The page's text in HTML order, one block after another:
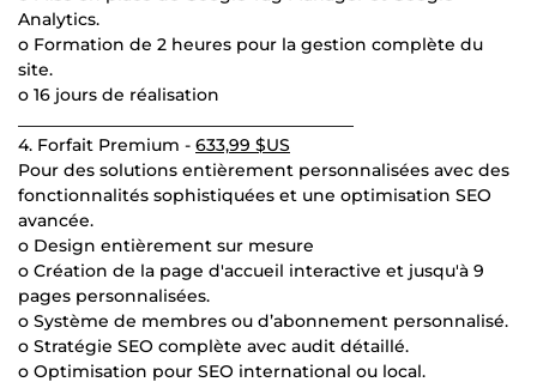
Analytics.
o Formation de 2 heures pour la gestion complète du
site.
o 16 jours de réalisation
4. Forfait Premium - 633,99 $US
Pour des solutions entièrement personnalisées avec des
fonctionnalités sophistiquées et une optimisation SEO
avancée.
o Design entièrement sur mesure
o Création de la page d'accueil interactive et jusqu'à 9
pages personnalisées.
o Système de membres ou d’abonnement personnalisé.
o Stratégie SEO complète avec audit détaillé.
o Optimisation pour SEO international ou local.